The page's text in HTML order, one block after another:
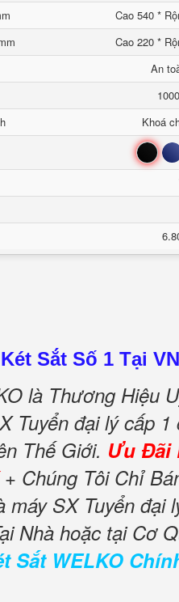
Cao 540 *
Cao 220 *
An
Khoá
Đen
Sắt Số 1 Tại VN
là Thương Hiệu
Tuyển đại lý cấp
Thế Giới. Ưu Đãi
+ Chúng Tôi Chỉ
máy SX Tuyển đại
Nhà hoặc tại Cơ
Sắt WELKO